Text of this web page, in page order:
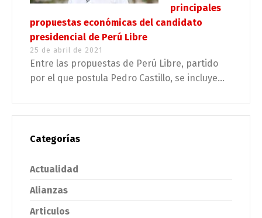
principales
propuestas económicas del candidato
presidencial de Perú Libre
25 de abril de 2021
Entre las propuestas de Perú Libre, partido
por el que postula Pedro Castillo, se incluye...
Categorías
Actualidad
Alianzas
Articulos